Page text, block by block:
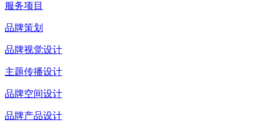
服务项目
品牌策划
品牌视觉设计
主题传播设计
品牌空间设计
品牌产品设计